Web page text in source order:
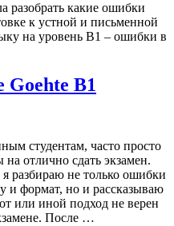
разобрать какие ошибки
к устной и письменной
на уровень B1 – ошибки в
B1
студентам, часто просто
на отлично сдать экзамен.
разбираю не только ошибки
и формат, но и рассказываю
или иной подход не верен
После …